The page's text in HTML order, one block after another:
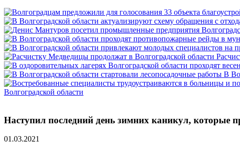
В
Волгоградской области
Наступил последний день зимних каникул, которые
01.03.2021